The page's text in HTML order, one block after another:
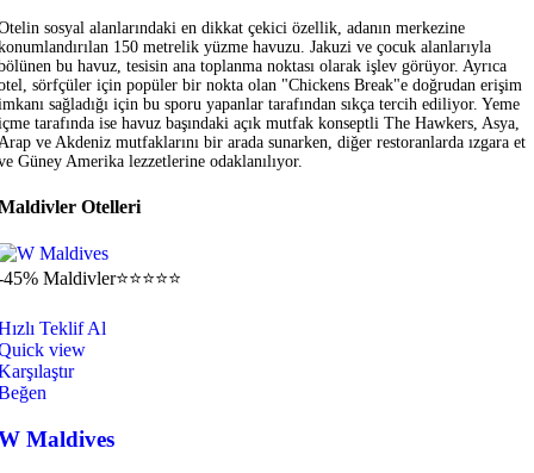
sosyal alanlarındaki en dikkat çekici özellik, adanın merkezine
150 metrelik yüzme havuzu. Jakuzi ve çocuk alanlarıyla
bu havuz, tesisin ana toplanma noktası olarak işlev görüyor. Ayrıca
sörfçüler için popüler bir nokta olan "Chickens Break"e doğrudan erişim
sağladığı için bu sporu yapanlar tarafından sıkça tercih ediliyor. Yeme
tarafında ise havuz başındaki açık mutfak konseptli The Hawkers, Asya,
ve Akdeniz mutfaklarını bir arada sunarken, diğer restoranlarda ızgara et
Güney Amerika lezzetlerine odaklanılıyor.
Otelleri
45% Maldivler⭐⭐⭐⭐⭐
Teklif Al
view
Maldives